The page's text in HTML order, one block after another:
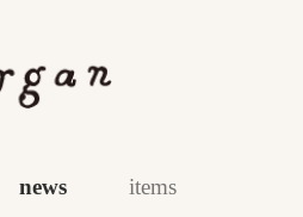
news items